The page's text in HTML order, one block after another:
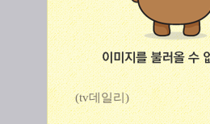
(tv데일리)